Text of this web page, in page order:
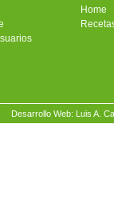
Home
Desarrollo Web: Luis